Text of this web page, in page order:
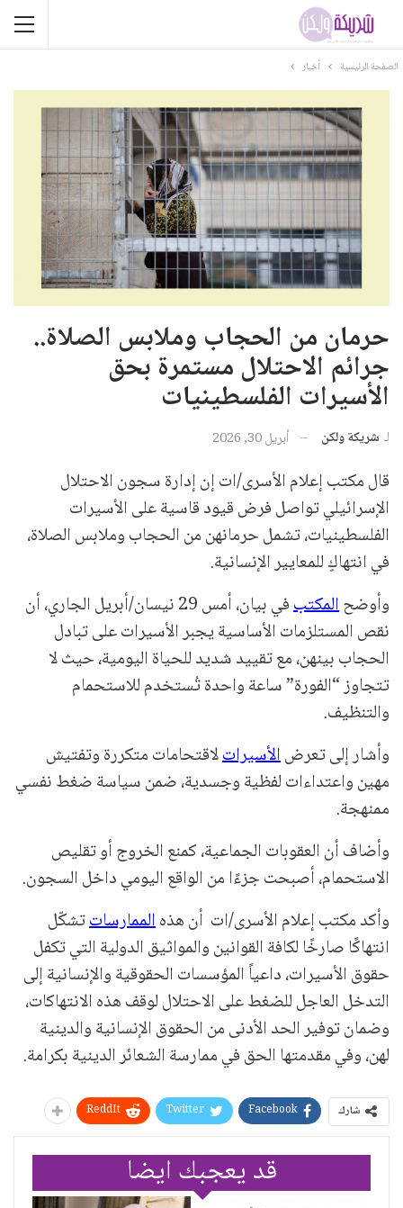
الصفحة الرئيسية أخبار
حرمان من الحجاب وملابس الصلاة..
جرائم الاحتلال مستمرة بحق
الأسيرات الفلسطينيات
لـ شريكة ولكن أبريل 30, 2026
قال مكتب إعلام الأسرى/ات إن إدارة سجون الاحتلال
الإسرائيلي تواصل فرض قيود قاسية على الأسيرات
الفلسطينيات، تشمل حرمانهن من الحجاب وملابس الصلاة،
في انتهاكٍ للمعايير الإنسانية.
وأوضحالمكتب
في بيان، أمس 29 نيسان/أبريل الجاري، أن
نقص المستلزمات الأساسية يجبر الأسيرات على تبادل
الحجاب بينهن، مع تقييد شديد للحياة اليومية، حيث لا
تتجاوز “الفورة” ساعة واحدة تُستخدم للاستحمام
والتنظيف.
وأشار إلى تعرضالأسيراتلاقتحامات متكررة وتفتيش
مهين واعتداءات لفظية وجسدية، ضمن سياسة ضغط نفسي
ممنهجة.
وأضاف أن العقوبات الجماعية، كمنع الخروج أو تقليص
الاستحمام، أصبحت جزءًا من الواقع اليومي داخل السجون.
وأكد مكتب إعلام الأسرى/ات أن هذهالممارساتتشكّل
انتهاكًا صارخًا لكافة القوانين والمواثيق الدولية التي تكفل
حقوق الأسيرات، داعياً المؤسسات الحقوقية والإنسانية إلى
التدخل العاجل للضغط على الاحتلال لوقف هذه الانتهاكات،
وضمان توفير الحد الأدنى من الحقوق الإنسانية والدينية
لهن، وفي مقدمتها الحق في ممارسة الشعائر الدينية بكرامة.
شارك Facebook
Twitter
ReddIt
قد يعجبك ايضا